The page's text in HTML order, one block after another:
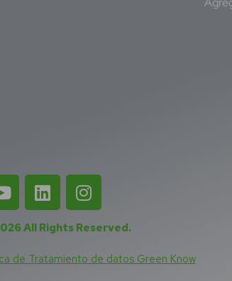
All Rights Reserved.
de Tratamiento de datos Green Know